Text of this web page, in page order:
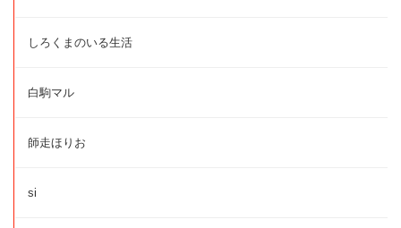
しろくまのいる生活
白駒マル
師走ほりお
si